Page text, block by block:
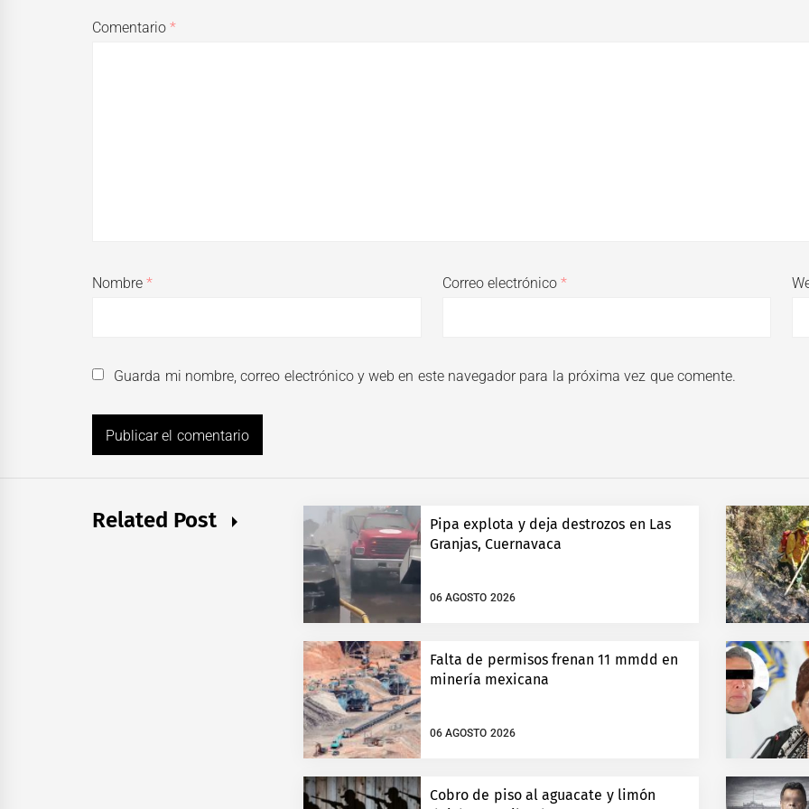
Comentario*
Nombre* Correo electrónico*
Guarda mi nombre, correo electrónico y web en este navegador para la próxima vez que comente.
Related Post
Pipa explota y deja destrozos en Las
Granjas, Cuernavaca
06 AGOSTO 2026
Falta de permisos frenan 11 mmdd en
minería mexicana
06 AGOSTO 2026
Cobro de piso al aguacate y limón